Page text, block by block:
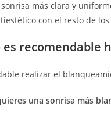
más clara y
con el resto de
es recomendable
realizar el
una sonrisa más